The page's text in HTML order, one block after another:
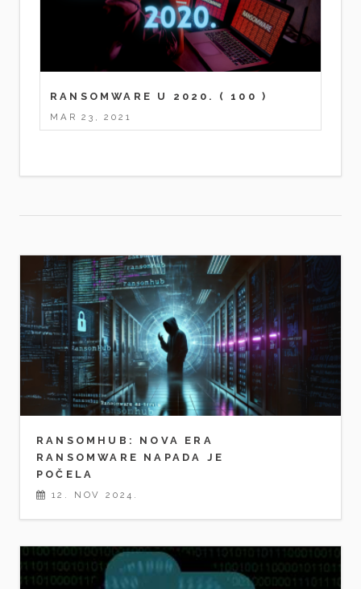
RANSOMWARE U 2020. ( 100 )
MAR 23, 2021
RANSOMHUB: NOVA ERA
RANSOMWARE NAPADA JE
POČELA
12. NOV 2024.